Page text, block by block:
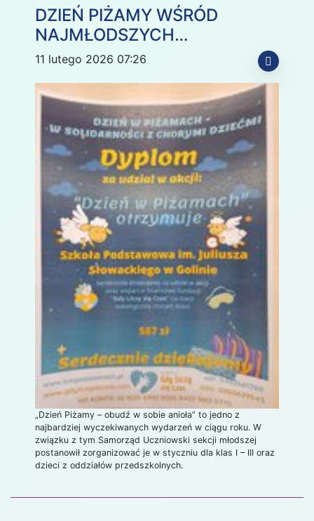
DZIEŃ PIŻAMY WŚRÓD
NAJMŁODSZYCH…
11 lutego 2026 07:26
„Dzień Piżamy – obudź w sobie anioła” to jedno z
najbardziej wyczekiwanych wydarzeń w ciągu roku. W
związku z tym Samorząd Uczniowski sekcji młodszej
postanowił zorganizować je w styczniu dla klas I – III oraz
dzieci z oddziałów przedszkolnych.